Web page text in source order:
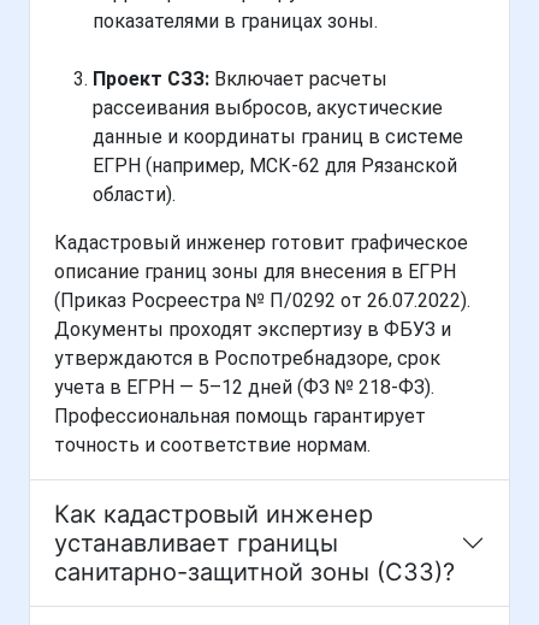
показателями в границах зоны.
Проект СЗЗ: Включает расчеты
рассеивания выбросов, акустические
данные и координаты границ в системе
ЕГРН (например, МСК-62 для Рязанской
области).
Кадастровый инженер готовит графическое
описание границ зоны для внесения в ЕГРН
(Приказ Росреестра № П/0292 от 26.07.2022).
Документы проходят экспертизу в ФБУЗ и
утверждаются в Роспотребнадзоре, срок
учета в ЕГРН — 5–12 дней (ФЗ № 218-ФЗ).
Профессиональная помощь гарантирует
точность и соответствие нормам.
Как кадастровый инженер
устанавливает границы
санитарно-защитной зоны (СЗЗ)?